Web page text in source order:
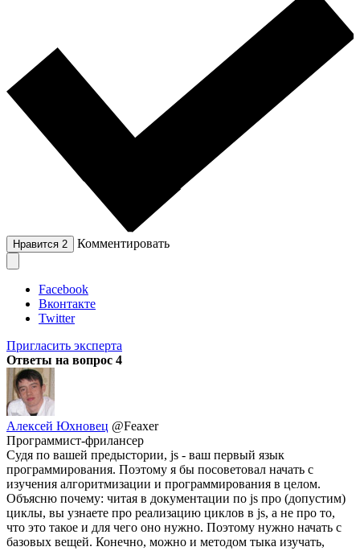
Нравится 2 Комментировать
Facebook
Вконтакте
Twitter
Пригласить эксперта
Ответы на вопрос 4
Алексей Юхновец @Feaxer
Программист-фрилансер
Судя по вашей предыстории, js - ваш первый язык
программирования. Поэтому я бы посоветовал начать с
изучения алгоритмизации и программирования в целом.
Объясню почему: читая в документации по js про (допустим)
циклы, вы узнаете про реализацию циклов в js, а не про то,
что это такое и для чего оно нужно. Поэтому нужно начать с
базовых вещей. Конечно, можно и методом тыка изучать,